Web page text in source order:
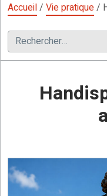
Accueil/ Vie pratique/
Rechercher :